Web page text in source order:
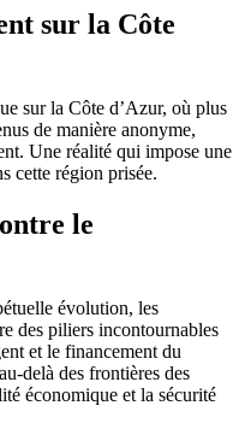
sur la Côte
sur la Côte d’Azur, où plus
de manière anonyme,
Une réalité qui impose une
cette région prisée.
le
évolution, les
des piliers incontournables
et le financement du
delà des frontières des
économique et la sécurité